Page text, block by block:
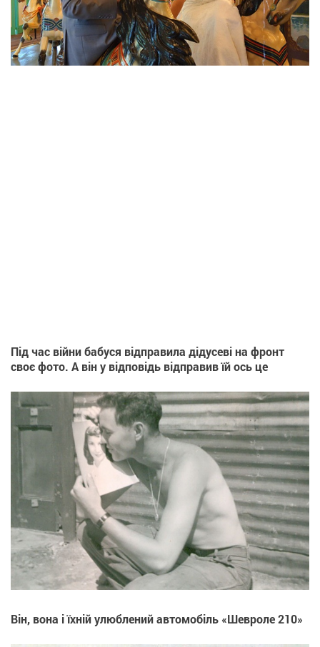
Під час війни бабуся відправила дідусеві на фронт
своє фото. А він у відповідь відправив їй ось це
Він, вона і їхній улюблений автомобіль «Шевроле 210»